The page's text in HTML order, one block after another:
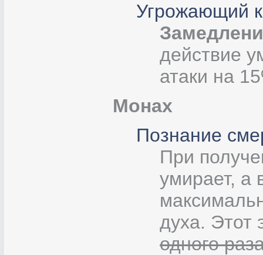
Угрожающий
действие
атаки на
Монах
Познание
При
умирает, а
духа. Этот
одного